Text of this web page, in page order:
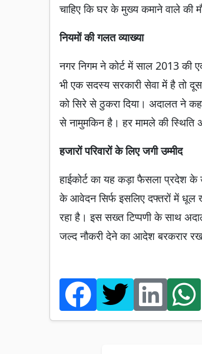
चाहिए कि घर के मुख्य कमाने वाले की
नियमों की गलत व्याख्या
नगर निगम ने कोर्ट में साल 2013 की
भी एक सदस्य सरकारी सेवा में है तो
को सिरे से ठुकरा दिया। अदालत ने
से नामुमकिन है। हर मामले की स्थिति
हजारों परिवारों के लिए जगी उम्मीद
हाईकोर्ट का यह कड़ा फैसला प्रदेश के
के आवेदन सिर्फ इसलिए दफ्तरों में धूल
रहा है। इस सख्त टिप्पणी के साथ
जल्द नौकरी देने का आदेश बरकरार